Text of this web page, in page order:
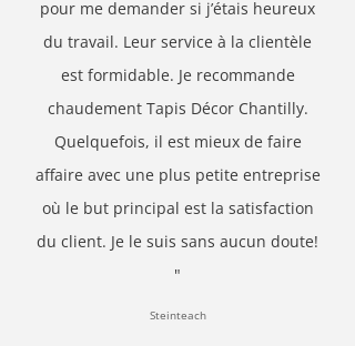
pour me demander si j’étais heureux
du travail. Leur service à la clientèle
est formidable. Je recommande
chaudement Tapis Décor Chantilly.
Quelquefois, il est mieux de faire
affaire avec une plus petite entreprise
où le but principal est la satisfaction
du client. Je le suis sans aucun doute!
"
Steinteach